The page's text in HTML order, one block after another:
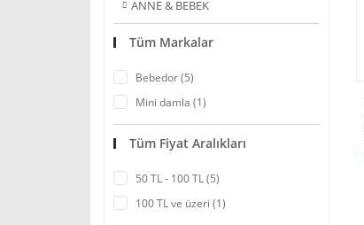
ANNE & BEBEK
Tüm Markalar
Bebedor (5)
Mini damla (1)
Tüm Fiyat Aralıkları
50 TL - 100 TL (5)
100 TL ve üzeri (1)